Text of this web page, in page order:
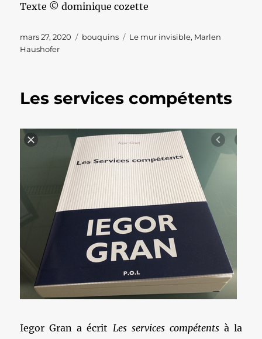
Texte © dominique cozette
Publié
le
mars 27, 2020 Catégories
bouquins Étiquettes
Le mur invisible, Marlen
Haushofer
Les services compétents
Iegor Gran a écrit Les services compétents à la